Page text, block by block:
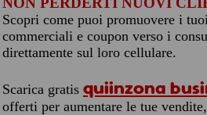
Scopri come puoi promuovere i
commerciali e coupon verso i
direttamente sul loro cellulare.
Scarica gratis quiinzona
offerti per aumentare le tue